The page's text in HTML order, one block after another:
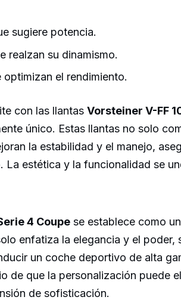
sugiere potencia.
realzan su dinamismo.
el rendimiento.
con las llantas Vorsteiner V-FF
único. Estas llantas no solo
la estabilidad y el manejo,
estética y la funcionalidad se
4 Coupe se establece como
enfatiza la elegancia y el poder,
un coche deportivo de alta
de que la personalización puede
de sofisticación.